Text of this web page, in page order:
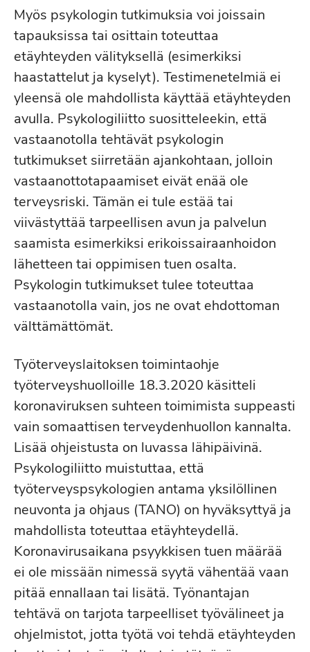
Myös psykologin tutkimuksia voi joissain
tapauksissa tai osittain toteuttaa
etäyhteyden välityksellä (esimerkiksi
haastattelut ja kyselyt). Testimenetelmiä ei
yleensä ole mahdollista käyttää etäyhteyden
avulla. Psykologiliitto suositteleekin, että
vastaanotolla tehtävät psykologin
tutkimukset siirretään ajankohtaan, jolloin
vastaanottotapaamiset eivät enää ole
terveysriski. Tämän ei tule estää tai
viivästyttää tarpeellisen avun ja palvelun
saamista esimerkiksi erikoissairaanhoidon
lähetteen tai oppimisen tuen osalta.
Psykologin tutkimukset tulee toteuttaa
vastaanotolla vain, jos ne ovat ehdottoman
välttämättömät.
Työterveyslaitoksen toimintaohje
työterveyshuolloille 18.3.2020 käsitteli
koronaviruksen suhteen toimimista suppeasti
vain somaattisen terveydenhuollon kannalta.
Lisää ohjeistusta on luvassa lähipäivinä.
Psykologiliitto muistuttaa, että
työterveyspsykologien antama yksilöllinen
neuvonta ja ohjaus (TANO) on hyväksyttyä ja
mahdollista toteuttaa etäyhteydellä.
Koronavirusaikana psyykkisen tuen määrää
ei ole missään nimessä syytä vähentää vaan
pitää ennallaan tai lisätä. Työnantajan
tehtävä on tarjota tarpeelliset työvälineet ja
ohjelmistot, jotta työtä voi tehdä etäyhteyden